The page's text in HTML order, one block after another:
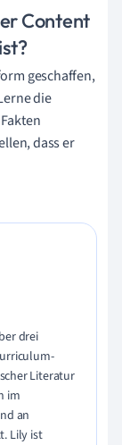
Content
geschaffen,
die
dass er
drei
Literatur
im
an
Lily ist